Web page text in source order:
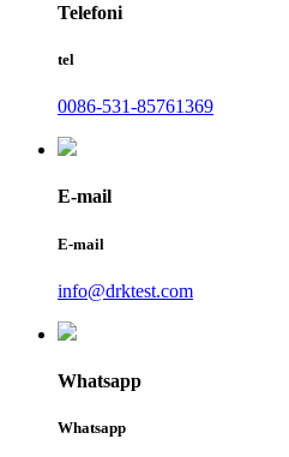
Telefoni
tel
0086-531-85761369
E-mail
E-mail
info@drktest.com
Whatsapp
Whatsapp